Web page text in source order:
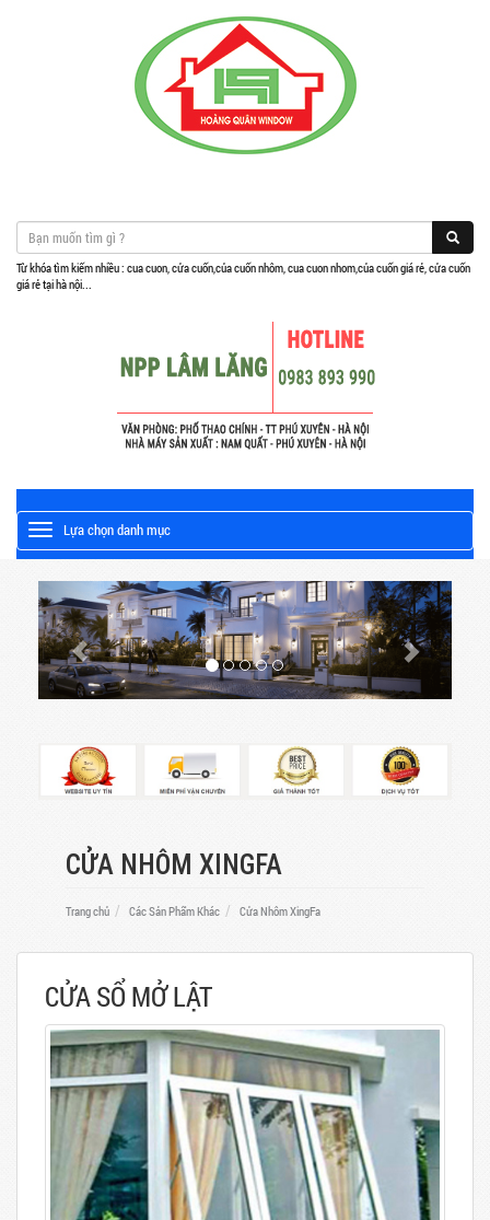
Từ khóa tìm kiếm nhiều : cua cuon, cửa cuốn,của cuốn nhôm, cua cuon nhom,của cuốn giá rẻ, cửa cuốn
giá rẻ tại hà nội...
ToggleLựa chọn danh mục
CỬA NHÔM XINGFA
Trang chủ Các Sản Phẩm Khác Cửa Nhôm XingFa
CỬA SỔ MỞ LẬT